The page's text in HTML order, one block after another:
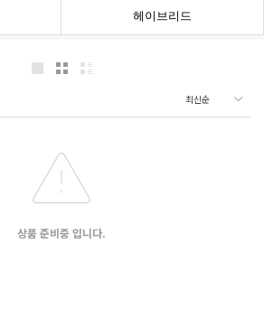
헤이브리드
상품 준비중 입니다.